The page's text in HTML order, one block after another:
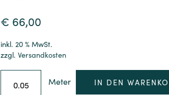
€ 66,00
inkl. 20 % MwSt.
zzgl.Versandkosten
Meter IN DEN